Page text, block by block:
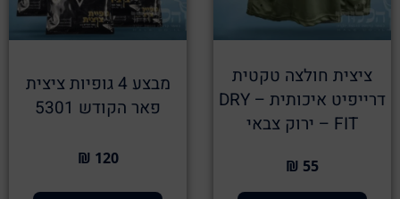
ציצית חולצה טקטית
דרייפיט איכותית – DRY
FIT – ירוק צבאי
55 ₪
מבצע 4 גופיות ציצית
פאר הקודש 5301
120 ₪